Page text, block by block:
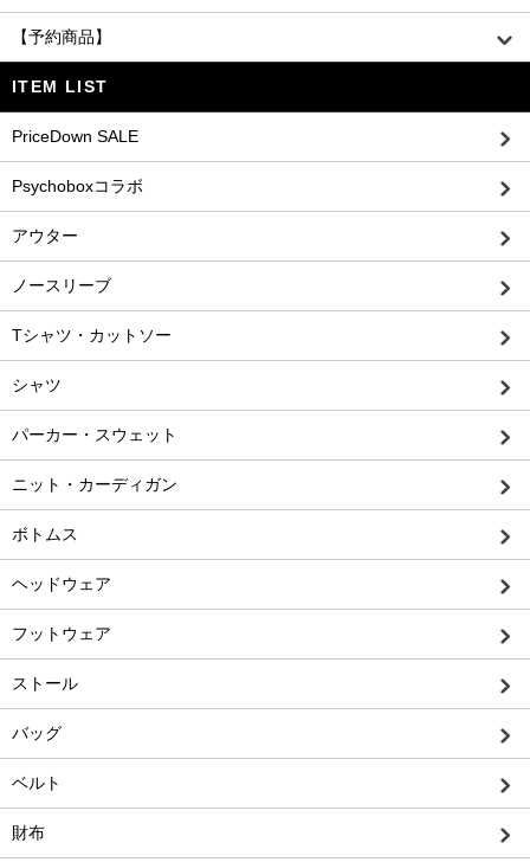
【予約商品】
ITEM LIST
PriceDown SALE
Psychoboxコラボ
アウター
ノースリーブ
Tシャツ・カットソー
シャツ
パーカー・スウェット
ニット・カーディガン
ボトムス
ヘッドウェア
フットウェア
ストール
バッグ
ベルト
財布